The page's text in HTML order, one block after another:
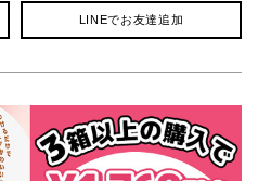
LINEでお友達追加